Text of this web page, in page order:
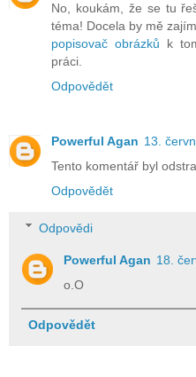
No, koukám, že se tu
téma! Docela by mě
popisovač obrázků k
práci.
Odpovědět
Powerful Agan 13.
Tento komentář byl
Odpovědět
Odpovědi
Powerful Agan 18.
o.O
Odpovědět